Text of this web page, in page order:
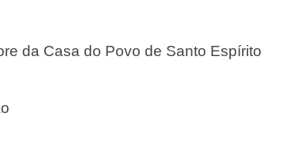
da Casa do Povo de Santo Espírito